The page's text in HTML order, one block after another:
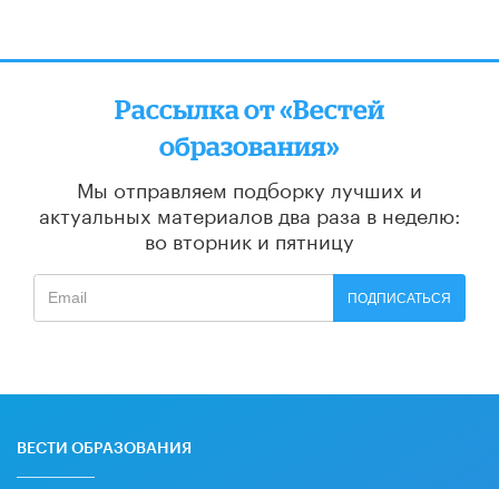
Рассылка от «Вестей
образования»
Мы отправляем подборку лучших и
актуальных материалов два раза в неделю:
во вторник и пятницу
ПОДПИСАТЬСЯ
ВЕСТИ ОБРАЗОВАНИЯ